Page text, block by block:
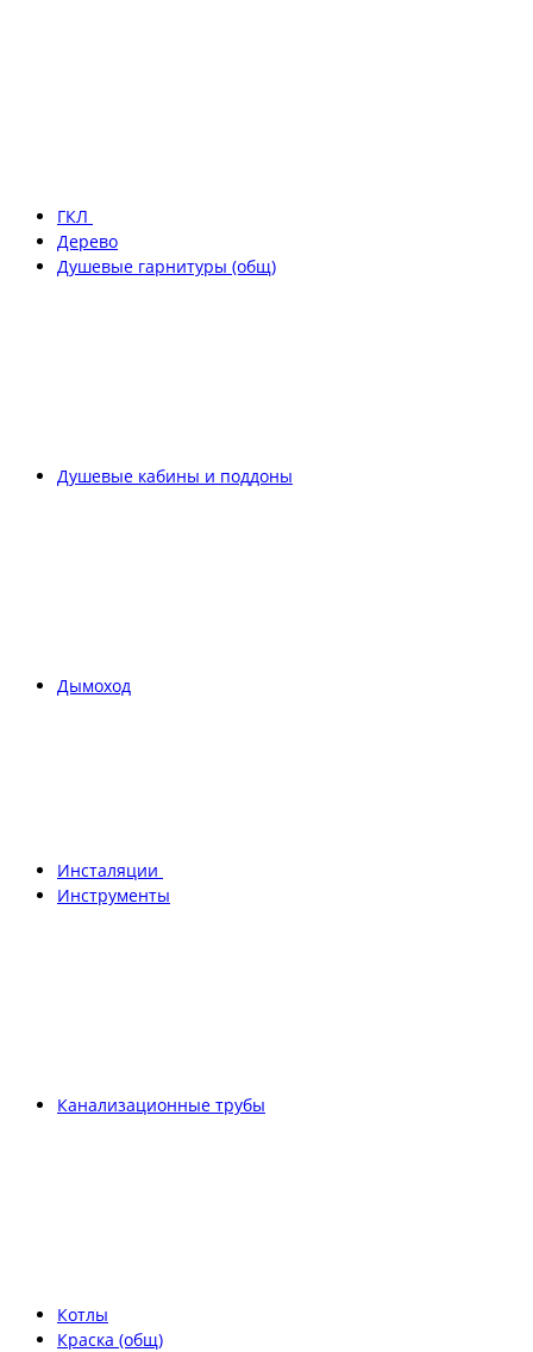
ГКЛ
Дерево
Душевые гарнитуры (общ)
Душевые кабины и поддоны
Дымоход
Инсталяции
Инструменты
Канализационные трубы
Котлы
Краска (общ)